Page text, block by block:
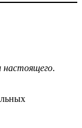
настоящего.